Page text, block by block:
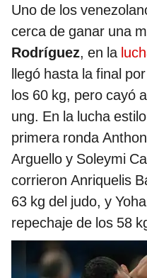
Uno de los
cerca de ganar una
Rodríguez, en la
llegó hasta la final
los 60 kg, pero cayó
ung. En la lucha
primera ronda
Arguello y Soleymi
corrieron Anriquelis
63 kg del judo, y
repechaje de los 58